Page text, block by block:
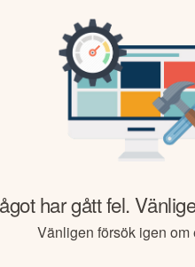
har gått fel.
Vänligen försök igen om